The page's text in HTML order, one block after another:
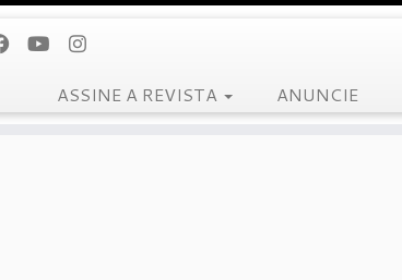
ASSINE A REVISTA ANUNCIE